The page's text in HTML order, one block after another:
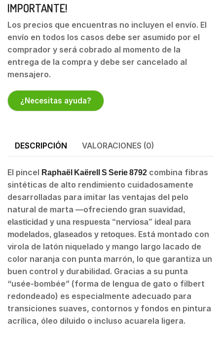
IMPORTANTE!
Los precios que encuentras no incluyen el envío. El
envío en todos los casos debe ser asumido por el
comprador y será cobrado al momento de la
entrega de la compra y debe ser cancelado al
mensajero.
¿Necesitas ayuda?
DESCRIPCIÓN VALORACIONES (0)
El pincel Raphaël Kaërell S Serie 8792 combina fibras
sintéticas de alto rendimiento cuidadosamente
desarrolladas para imitar las ventajas del pelo
natural de marta —ofreciendo gran suavidad,
elasticidad y una respuesta “nerviosa” ideal para
modelados, glaseados y retoques. Está montado con
virola de latón niquelado y mango largo lacado de
color naranja con punta marrón, lo que garantiza un
buen control y durabilidad. Gracias a su punta
“usée-bombée” (forma de lengua de gato o filbert
redondeado) es especialmente adecuado para
transiciones suaves, contornos y fondos en pintura
acrílica, óleo diluido o incluso acuarela ligera.